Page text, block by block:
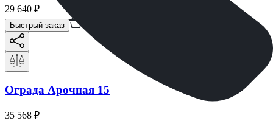
29 640 ₽
Быстрый заказ
Ограда Арочная 15
35 568 ₽